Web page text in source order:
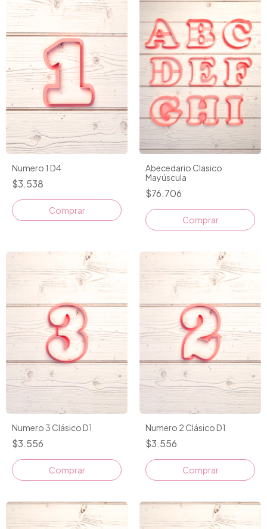
Numero 1 D4
$3.538
Comprar
Abecedario Clasico
Mayúscula
$76.706
Comprar
Numero 3 Clásico D1
$3.556
Comprar
Numero 2 Clásico D1
$3.556
Comprar